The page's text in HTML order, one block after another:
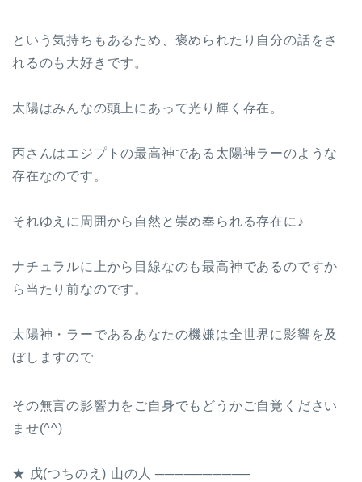
という気持ちもあるため、褒められたり自分の話をさ
れるのも大好きです。
太陽はみんなの頭上にあって光り輝く存在。
丙さんはエジプトの最高神である太陽神ラーのような
存在なのです。
それゆえに周囲から自然と崇め奉られる存在に♪
ナチュラルに上から目線なのも最高神であるのですか
ら当たり前なのです。
太陽神・ラーであるあなたの機嫌は全世界に影響を及
ぼしますので
その無言の影響力をご自身でもどうかご自覚ください
ませ(^^)
★ 戊(つちのえ) 山の人 ──────────